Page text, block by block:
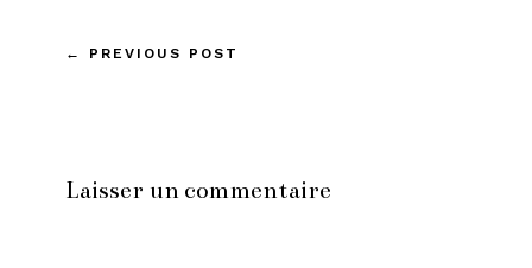
← PREVIOUS POST
Laisser un commentaire